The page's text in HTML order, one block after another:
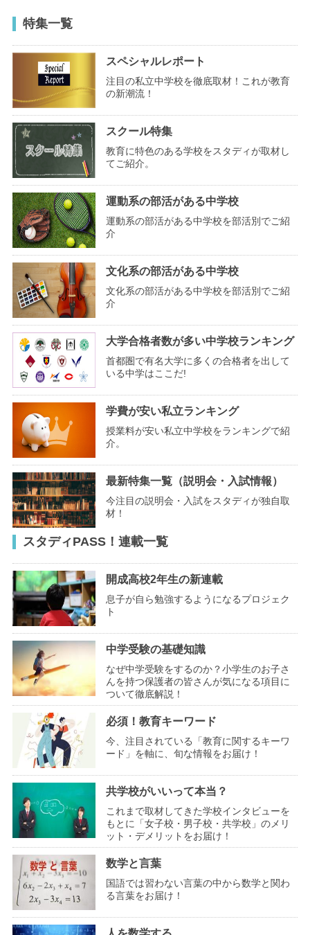
特集一覧
スペシャルレポート
注目の私立中学校を徹底取材！これが教育
の新潮流！
スクール特集
教育に特色のある学校をスタディが取材し
てご紹介。
運動系の部活がある中学校
運動系の部活がある中学校を部活別でご紹
介
文化系の部活がある中学校
文化系の部活がある中学校を部活別でご紹
介
大学合格者数が多い中学校ランキング
首都圏で有名大学に多くの合格者を出して
いる中学はここだ!
学費が安い私立ランキング
授業料が安い私立中学校をランキングで紹
介。
最新特集一覧（説明会・入試情報）
今注目の説明会・入試をスタディが独自取
材！
スタディPASS！連載一覧
開成高校2年生の新連載
息子が自ら勉強するようになるプロジェク
ト
中学受験の基礎知識
なぜ中学受験をするのか？小学生のお子さ
んを持つ保護者の皆さんが気になる項目に
ついて徹底解説！
必須！教育キーワード
今、注目されている「教育に関するキーワ
ード」を軸に、旬な情報をお届け！
共学校がいいって本当？
これまで取材してきた学校インタビューを
もとに「女子校・男子校・共学校」のメリ
ット・デメリットをお届け！
数学と言葉
国語では習わない言葉の中から数学と関わ
る言葉をお届け！